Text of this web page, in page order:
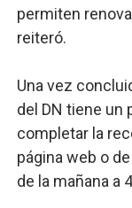
permiten
reiteró.
Una vez
del DN tiene un
completar la
página web o
de la mañana a